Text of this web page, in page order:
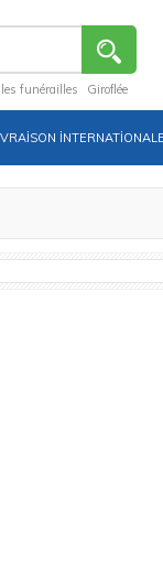
funérailles Giroflée